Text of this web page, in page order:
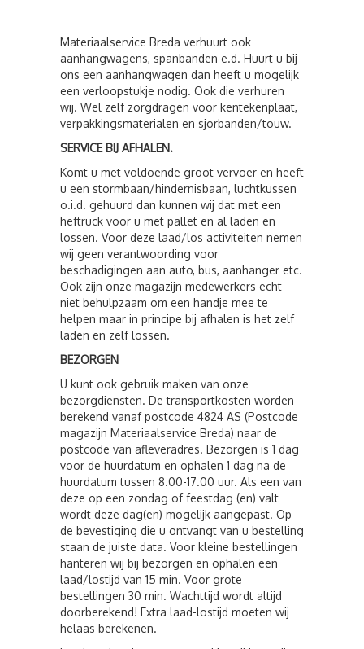
Materiaalservice Breda verhuurt ook
aanhangwagens, spanbanden e.d. Huurt u bij
ons een aanhangwagen dan heeft u mogelijk
een verloopstukje nodig. Ook die verhuren
wij. Wel zelf zorgdragen voor kentekenplaat,
verpakkingsmaterialen en sjorbanden/touw.
SERVICE BIJ AFHALEN.
Komt u met voldoende groot vervoer en heeft
u een stormbaan/hindernisbaan, luchtkussen
o.i.d. gehuurd dan kunnen wij dat met een
heftruck voor u met pallet en al laden en
lossen. Voor deze laad/los activiteiten nemen
wij geen verantwoording voor
beschadigingen aan auto, bus, aanhanger etc.
Ook zijn onze magazijn medewerkers echt
niet behulpzaam om een handje mee te
helpen maar in principe bij afhalen is het zelf
laden en zelf lossen.
BEZORGEN
U kunt ook gebruik maken van onze
bezorgdiensten. De transportkosten worden
berekend vanaf postcode 4824 AS (Postcode
magazijn Materiaalservice Breda) naar de
postcode van afleveradres. Bezorgen is 1 dag
voor de huurdatum en ophalen 1 dag na de
huurdatum tussen 8.00-17.00 uur. Als een van
deze op een zondag of feestdag (en) valt
wordt deze dag(en) mogelijk aangepast. Op
de bevestiging die u ontvangt van u bestelling
staan de juiste data. Voor kleine bestellingen
hanteren wij bij bezorgen en ophalen een
laad/lostijd van 15 min. Voor grote
bestellingen 30 min. Wachttijd wordt altijd
doorberekend! Extra laad-lostijd moeten wij
helaas berekenen.